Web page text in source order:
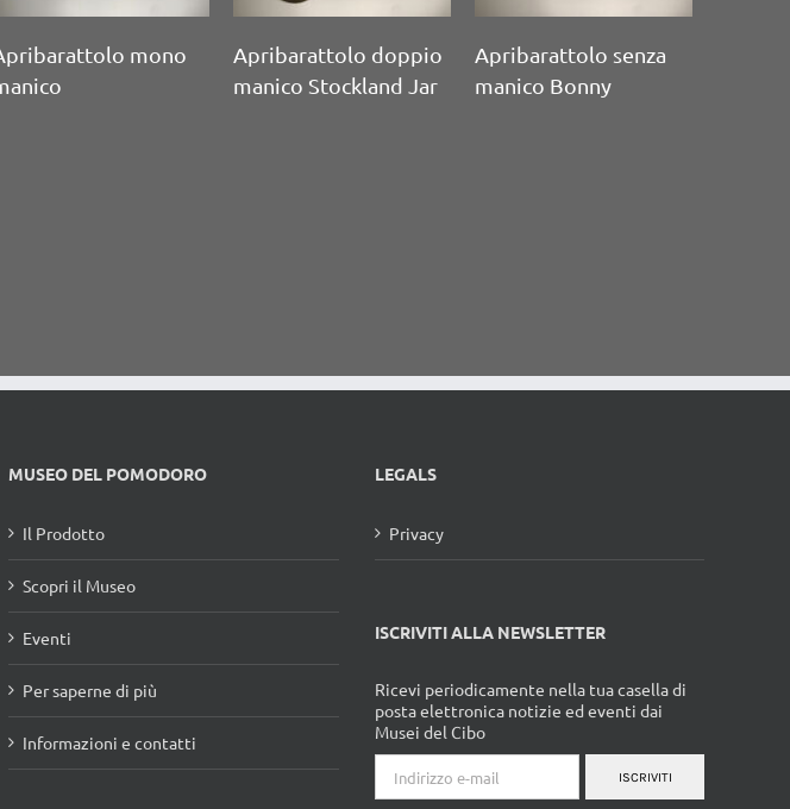
Apribarattolo doppio
manico Stockland Jar
Apribarattolo senza
manico Bonny
Apribarattolo mono
manico Universal
Il Prodotto
Scopri il Museo
Eventi
Per saperne di più
Informazioni e contatti
Privacy
Ricevi periodicamente nella tua casella di
posta elettronica notizie ed eventi dai
Musei del Cibo